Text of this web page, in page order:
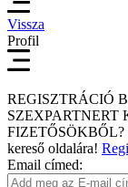
Vissza
Profil
REGISZTRÁCIÓ
SZEXPARTNERT
FIZETŐSÖKBŐL?
kereső oldalára!
Email címed: